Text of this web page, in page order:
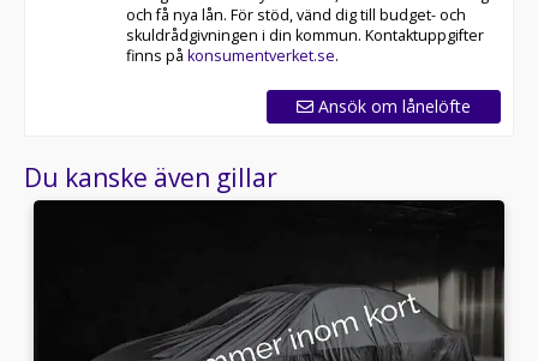
och få nya lån. För stöd, vänd dig till budget- och
skuldrådgivningen i din kommun. Kontaktuppgifter
finns på konsumentverket.se.
Ansök om lånelöfte
Du kanske även gillar